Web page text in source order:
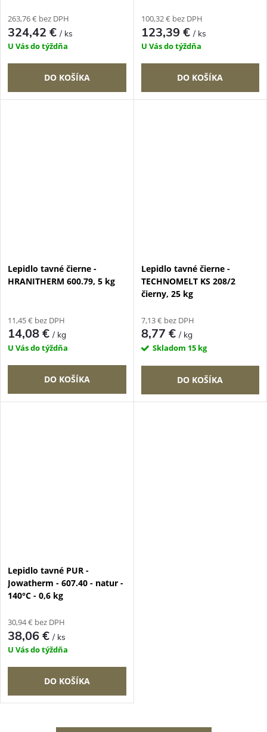
263,76 € bez DPH
324,42 €/ ks
U Vás do týždňa
DO KOŠÍKA
100,32 € bez DPH
123,39 €/ ks
U Vás do týždňa
DO KOŠÍKA
Lepidlo tavné čierne -
HRANITHERM 600.79, 5 kg
11,45 € bez DPH
14,08 €/ kg
U Vás do týždňa
DO KOŠÍKA
Lepidlo tavné čierne -
TECHNOMELT KS 208/2
čierny, 25 kg
7,13 € bez DPH
8,77 €/ kg
Skladom 15 kg
DO KOŠÍKA
Lepidlo tavné PUR -
Jowatherm - 607.40 - natur -
140°C - 0,6 kg
30,94 € bez DPH
38,06 €/ ks
U Vás do týždňa
DO KOŠÍKA